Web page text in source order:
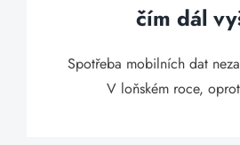
čím dál
Spotřeba mobilních dat
V loňském roce,